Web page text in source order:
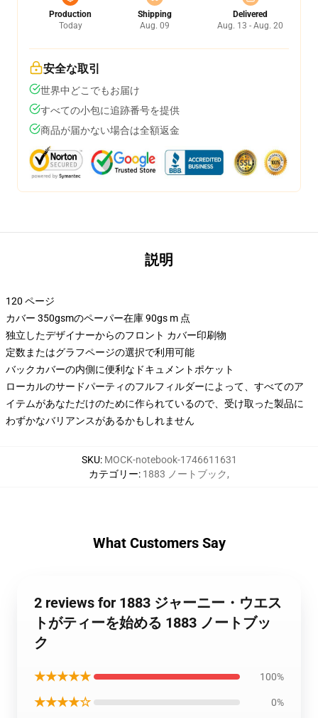
Production
Today
Shipping
Aug. 09
Delivered
Aug. 13 - Aug. 20
安全な取引
世界中どこでもお届け
すべての小包に追跡番号を提供
商品が届かない場合は全額返金
説明
120 ページ
カバー 350gsmのペーパー在庫 90gs m 点
独立したデザイナーからのフロント カバー印刷物
定数またはグラフページの選択で利用可能
バックカバーの内側に便利なドキュメントポケット
ローカルのサードパーティのフルフィルダーによって、すべてのア
イテムがあなただけのために作られているので、受け取った製品に
わずかなバリアンスがあるかもしれません
SKU: MOCK-notebook-1746611631
カテゴリー: 1883 ノートブック,
What Customers Say
2 reviews for 1883 ジャーニー・ウエス
トがティーを始める 1883 ノートブッ
ク
★★★★★ 100%
★★★★☆ 0%